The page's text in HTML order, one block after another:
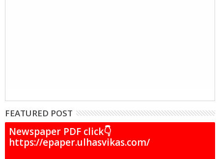
FEATURED POST
Newspaper PDF click👇
https://epaper.ulhasvikas.com/